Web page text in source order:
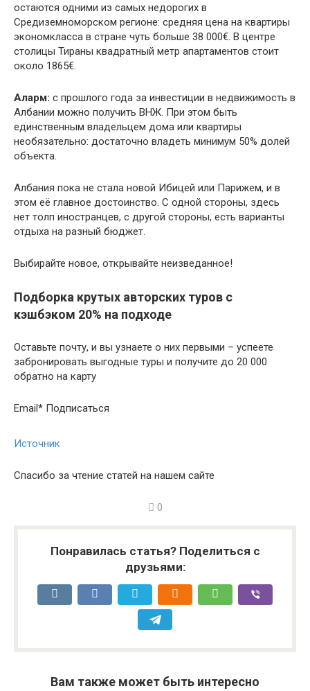
остаются одними из самых недорогих в
Средиземноморском регионе: средняя цена на квартиры
экономкласса в стране чуть больше 38 000€. В центре
столицы Тираны квадратный метр апартаментов стоит
около 1865€.
Аларм: с прошлого года за инвестиции в недвижимость в
Албании можно получить ВНЖ. При этом быть
единственным владельцем дома или квартиры
необязательно: достаточно владеть минимум 50% долей
объекта.
Албания пока не стала новой Ибицей или Парижем, и в
этом её главное достоинство. С одной стороны, здесь
нет толп иностранцев, с другой стороны, есть варианты
отдыха на разный бюджет.
Выбирайте новое, открывайте неизведанное!
Подборка крутых авторских туров с
кэшбэком 20% на подходе
Оставьте почту, и вы узнаете о них первыми – успеете
забронировать выгодные туры и получите до 20 000
обратно на карту
Email * Подписаться
Источник
Спасибо за чтение статей на нашем сайте
0
Понравилась статья? Поделиться с
друзьями:
Вам также может быть интересно